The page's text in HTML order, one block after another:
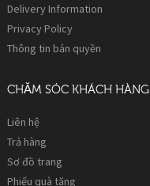
Delivery Information
Privacy Policy
Thông tin bản quyền
CHĂM SÓC KHÁCH HÀNG
Liên hệ
Trả hàng
Sơ đồ trang
Phiếu quà tặng